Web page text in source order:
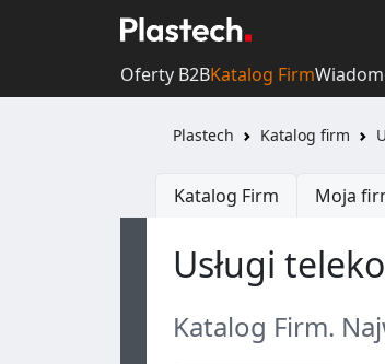
Oferty B2BKatalog Firm
Plastech Katalog firm
Katalog Firm Moja
Usługi
Katalog Firm.